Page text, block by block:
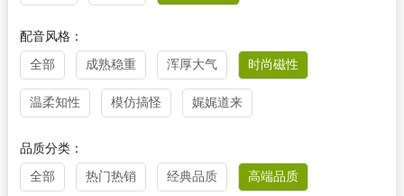
配音风格：
全部 成熟稳重 浑厚大气 时尚磁性
温柔知性 模仿搞怪 娓娓道来
品质分类：
全部 热门热销 经典品质 高端品质